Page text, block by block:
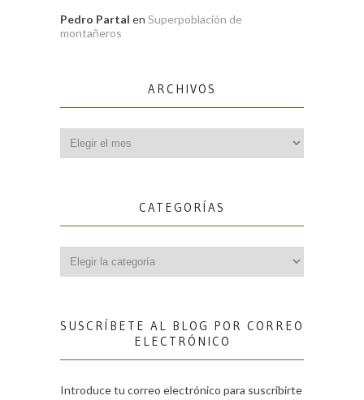
Pedro Partal en Superpoblación de
montañeros
ARCHIVOS
CATEGORÍAS
SUSCRÍBETE AL BLOG POR CORREO
ELECTRÓNICO
Introduce tu correo electrónico para suscribirte